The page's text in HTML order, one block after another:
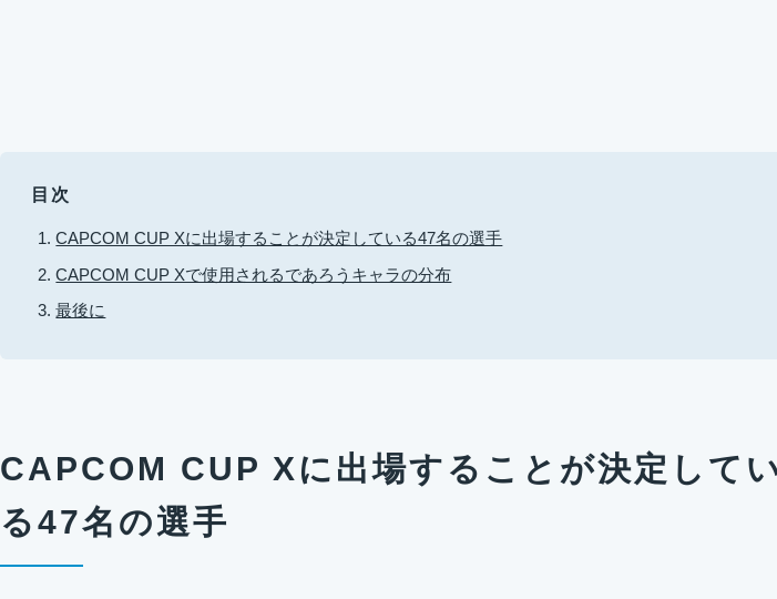
目次
CAPCOM CUP Xに出場することが決定している47名の選手
CAPCOM CUP Xで使用されるであろうキャラの分布
最後に
CAPCOM CUP Xに出場することが決定して
る47名の選手